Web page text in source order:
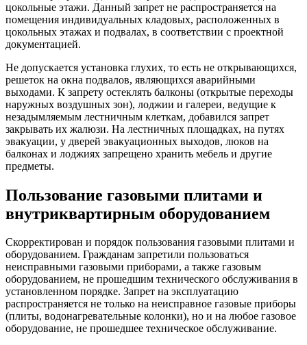
цокольные этажи. Данный запрет не распространяется на
помещения индивидуальных кладовых, расположенных в
цокольных этажах и подвалах, в соответствии с проектной
документацией.
Не допускается установка глухих, то есть не открывающихся,
решеток на окна подвалов, являющихся аварийными
выходами. К запрету остеклять балконы (открытые переходы
наружных воздушных зон), лоджии и галереи, ведущие к
незадымляемым лестничным клеткам, добавился запрет
закрывать их жалюзи. На лестничных площадках, на путях
эвакуации, у дверей эвакуационных выходов, люков на
балконах и лоджиях запрещено хранить мебель и другие
предметы.
Пользование газовыми плитами и
внутриквартирным оборудованием
Скорректирован и порядок пользования газовыми плитами и
оборудованием. Гражданам запретили пользоваться
неисправными газовыми приборами, а также газовым
оборудованием, не прошедшим технического обслуживания в
установленном порядке. Запрет на эксплуатацию
распространяется не только на неисправное газовые приборы
(плиты, водонагревательные колонки), но и на любое газовое
оборудование, не прошедшее техническое обслуживание.